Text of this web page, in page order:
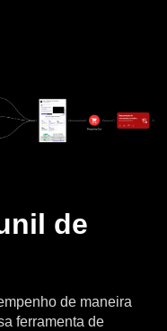
de
de maneira
ferramenta de